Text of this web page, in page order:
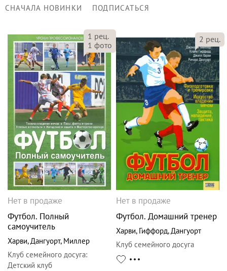
СНАЧАЛА НОВИНКИ ПОДПИСАТЬСЯ
1 рец.
1 фото
Нет в продаже
Футбол. Полный
самоучитель
Харви,Дангуорт, Миллер
Клуб семейного досуга:
Детский клуб
2 рец.
Нет в продаже
Футбол. Домашний тренер
Харви, Гиффорд,Дангуорт
Клуб семейного досуга